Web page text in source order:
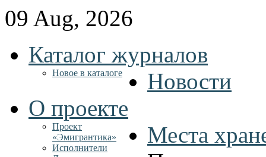
09 Aug, 2026
Каталог журналов
Новое в каталоге
Новости
О проекте
Проект
«Эмигрантика»
Исполнители
Места